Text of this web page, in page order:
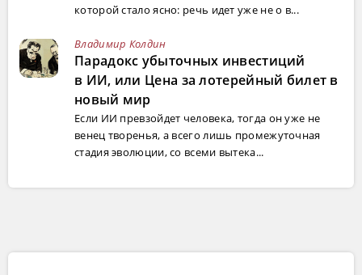
которой стало ясно: речь идет уже не о в...
Владимир Колдин
Парадокс убыточных инвестиций
в ИИ, или Цена за лотерейный билет в
новый мир
Если ИИ превзойдет человека, тогда он уже не
венец творенья, а всего лишь промежуточная
стадия эволюции, со всеми вытека...